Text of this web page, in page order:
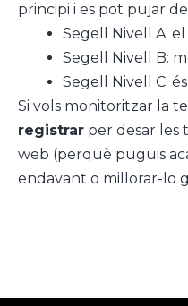
principi i es pot pujar
Segell Nivell A:
Segell Nivell B:
Segell Nivell C:
Si vols monitoritzar la
registrar per desar les
web (perquè puguis
endavant o millorar-lo